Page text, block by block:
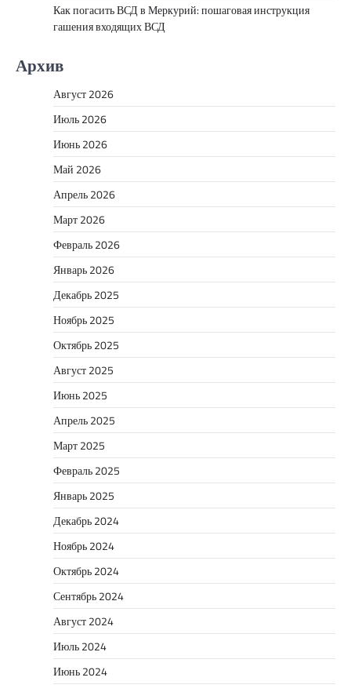
Как погасить ВСД в Меркурий: пошаговая инструкция
гашения входящих ВСД
Архив
Август 2026
Июль 2026
Июнь 2026
Май 2026
Апрель 2026
Март 2026
Февраль 2026
Январь 2026
Декабрь 2025
Ноябрь 2025
Октябрь 2025
Август 2025
Июнь 2025
Апрель 2025
Март 2025
Февраль 2025
Январь 2025
Декабрь 2024
Ноябрь 2024
Октябрь 2024
Сентябрь 2024
Август 2024
Июль 2024
Июнь 2024